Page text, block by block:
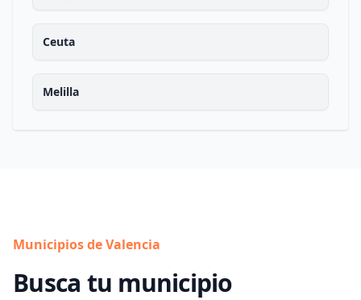
Ceuta
Melilla
Municipios de Valencia
Busca tu municipio